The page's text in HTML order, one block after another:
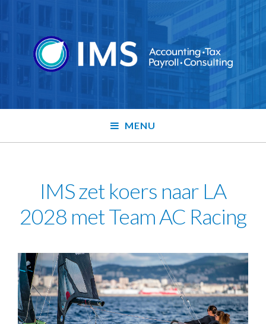
MENU
IMS zet koers naar LA
2028 met Team AC Racing